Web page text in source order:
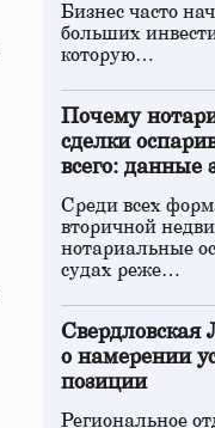
Бизнес часто
больших
которую…
Почему
сделки
всего: данные
Среди всех
вторичной
нотариальные
судах реже…
о намерении
позиции
Региональное